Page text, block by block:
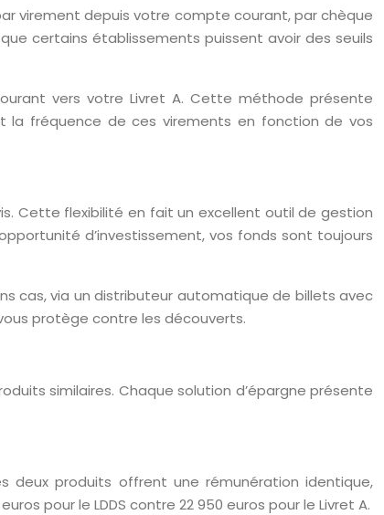
virement depuis votre compte courant, par chèque
certains établissements puissent avoir des seuils
vers votre Livret A. Cette méthode présente
la fréquence de ces virements en fonction de vos
Cette flexibilité en fait un excellent outil de gestion
d’investissement, vos fonds sont toujours
cas, via un distributeur automatique de billets avec
protège contre les découverts.
similaires. Chaque solution d’épargne présente
deux produits offrent une rémunération identique,
pour le LDDS contre 22 950 euros pour le Livret A.